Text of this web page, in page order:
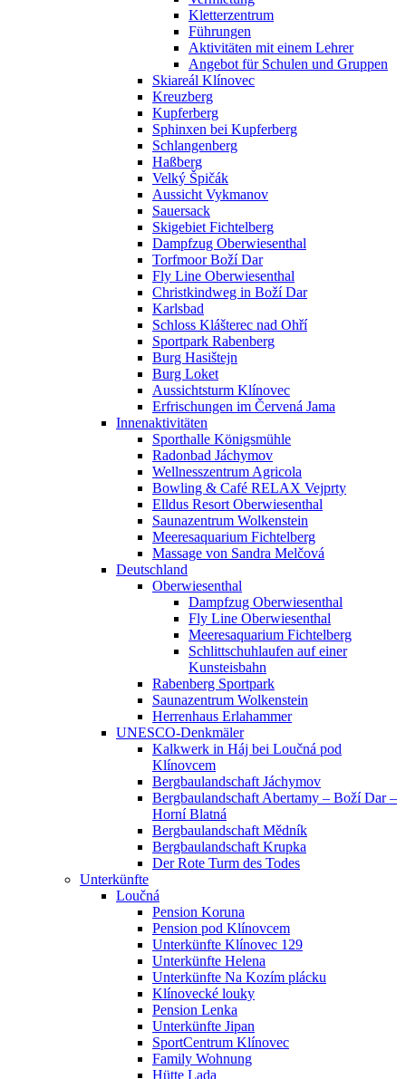
Kletterzentrum
Führungen
Aktivitäten mit einem Lehrer
Angebot für Schulen und Gruppen
Skiareál Klínovec
Kreuzberg
Kupferberg
Sphinxen bei Kupferberg
Schlangenberg
Haßberg
Velký Špičák
Aussicht Vykmanov
Sauersack
Skigebiet Fichtelberg
Dampfzug Oberwiesenthal
Torfmoor Boží Dar
Fly Line Oberwiesenthal
Christkindweg in Boží Dar
Karlsbad
Schloss Klášterec nad Ohří
Sportpark Rabenberg
Burg Hasištejn
Burg Loket
Aussichtsturm Klínovec
Erfrischungen im Červená Jama
Innenaktivitäten
Sporthalle Königsmühle
Radonbad Jáchymov
Wellnesszentrum Agricola
Bowling & Café RELAX Vejprty
Elldus Resort Oberwiesenthal
Saunazentrum Wolkenstein
Meeresaquarium Fichtelberg
Massage von Sandra Melčová
Deutschland
Oberwiesenthal
Dampfzug Oberwiesenthal
Fly Line Oberwiesenthal
Meeresaquarium Fichtelberg
Schlittschuhlaufen auf einer
Kunsteisbahn
Rabenberg Sportpark
Saunazentrum Wolkenstein
Herrenhaus Erlahammer
UNESCO-Denkmäler
Kalkwerk in Háj bei Loučná pod
Klínovcem
Bergbaulandschaft Jáchymov
Bergbaulandschaft Abertamy – Boží Dar –
Horní Blatná
Bergbaulandschaft Mědník
Bergbaulandschaft Krupka
Der Rote Turm des Todes
Unterkünfte
Loučná
Pension Koruna
Pension pod Klínovcem
Unterkünfte Klínovec 129
Unterkünfte Helena
Unterkünfte Na Kozím plácku
Klínovecké louky
Pension Lenka
Unterkünfte Jipan
SportCentrum Klínovec
Family Wohnung
Hütte Lada